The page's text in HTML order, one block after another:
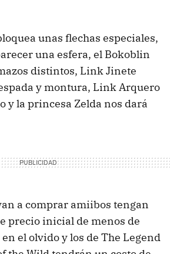
unas flechas especiales,
una esfera, el Bokoblin
distintos, Link Jinete
y montura, Link Arquero
y la princesa Zelda nos dará
a comprar amiibos tengan
precio inicial de menos de
el olvido y los de The Legend